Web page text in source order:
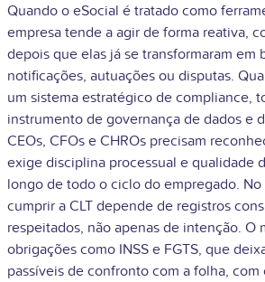
Quando o eSocial é tratado como
empresa tende a agir de forma reativa,
depois que elas já se transformaram em
notificações, autuações ou disputas.
um sistema estratégico de compliance,
instrumento de governança de dados e
CEOs, CFOs e CHROs precisam
exige disciplina processual e qualidade
longo de todo o ciclo do empregado.
cumprir a CLT depende de registros
respeitados, não apenas de intenção. O
obrigações como INSS e FGTS, que
passíveis de confronto com a folha, com